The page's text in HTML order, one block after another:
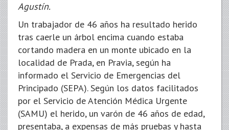
Agustín.
Un trabajador de 46 años ha resultado herido
tras caerle un árbol encima cuando estaba
cortando madera en un monte ubicado en la
localidad de Prada, en Pravia, según ha
informado el Servicio de Emergencias del
Principado (SEPA). Según los datos facilitados
por el Servicio de Atención Médica Urgente
(SAMU) el herido, un varón de 46 años de edad,
presentaba, a expensas de más pruebas y hasta